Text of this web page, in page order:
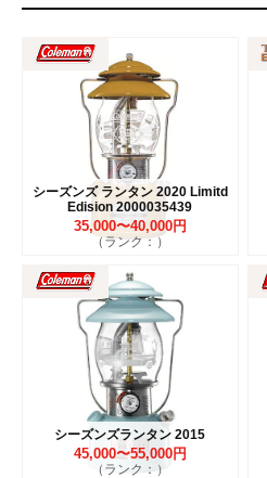
シーズンズ ランタン 2020 Limitd
Edision 2000035439
35,000〜40,000円
（ランク：）
シーズンズランタン 2015
45,000〜55,000円
（ランク：）